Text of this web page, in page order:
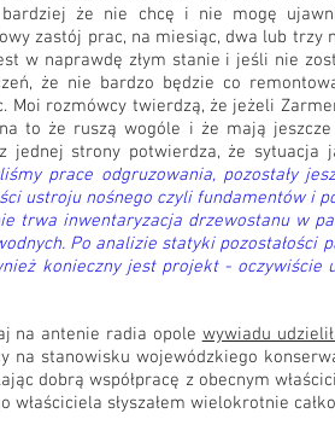
że nie chcę i nie mogę
zastój prac, na miesiąc, dwa lub trzy
w naprawdę złym stanie i jeśli nie
że nie bardzo będzie co
Moi rozmówcy twierdzą, że jeżeli
to że ruszą wogóle i że mają
jednej strony potwierdza, że
prace odgruzowania, pozostały
ustroju nośnego czyli fundamentów i
trwa inwentaryzacja drzewostanu w
Po analizie statyki pozostałości
konieczny jest projekt -
na antenie radia opole wywiadu
na stanowisku wojewódzkiego
dobrą współpracę z obecnym
właściciela słyszałem wielokrotnie